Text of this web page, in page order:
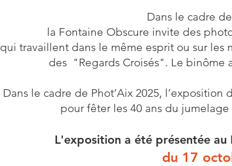
Dans le cadre
la Fontaine Obscure invite des
qui travaillent dans le même esprit ou sur
des "Regards Croisés". Le
Dans le cadre de Phot’Aix 2025,
pour fêter les 40 ans du
L'exposition a été présentée au
du 17